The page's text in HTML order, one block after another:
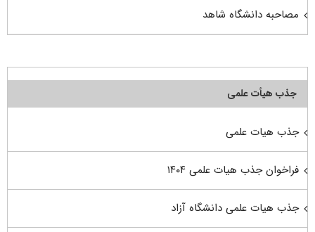
مصاحبه دانشگاه شاهد
جذب هیأت علمی
جذب هیات علمی
فراخوان جذب هیات علمی ۱۴۰۴
جذب هیات علمی دانشگاه آزاد